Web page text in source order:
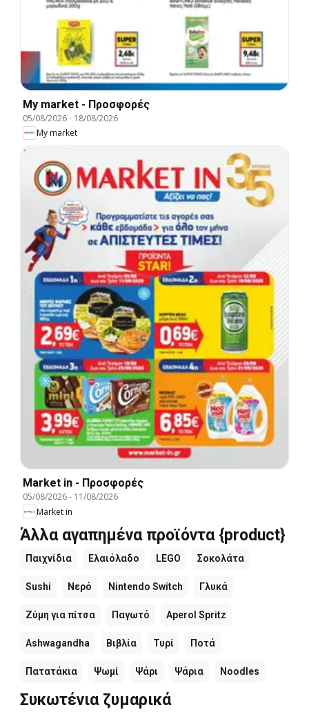
My market - Προσφορές
05/08/2026- 18/08/2026
My market
Market in - Προσφορές
05/08/2026- 11/08/2026
Market in
Άλλα αγαπημένα προϊόντα {product}
Παιχνίδια Ελαιόλαδο LEGO Σοκολάτα
Sushi Νερό Nintendo Switch Γλυκά
Ζύμη για πίτσα Παγωτό Aperol Spritz
Ashwagandha Βιβλία Τυρί Ποτά
Πατατάκια Ψωμί Ψάρι Ψάρια Noodles
Συκωτένια ζυμαρικά